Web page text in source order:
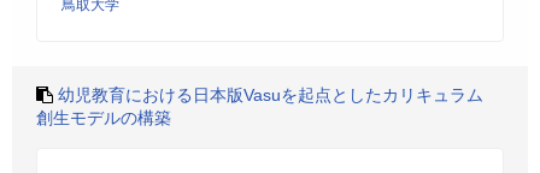
鳥取大学
幼児教育における日本版Vasuを起点としたカリキュラム
創生モデルの構築